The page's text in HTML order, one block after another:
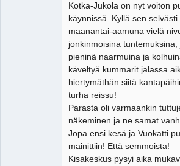
Kotka-Jukola on nyt voiton
käynnissä. Kyllä sen
maanantai-aamuna vielä
jonkinmoisina
pieninä naarmuina ja
käveltyä kummarit jalassa
hiertymäthän siitä
turha reissu!
Parasta oli varmaankin
näkeminen ja ne samat
Jopa ensi kesä ja Vuokatti
mainittiin! Että semmoista!
Kisakeskus pysyi aika